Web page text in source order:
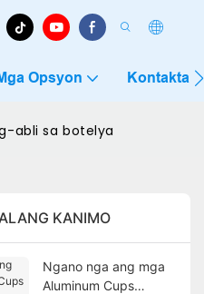
Opsyon Kontakta
abli sa botelya
KANIMO
Ngano nga ang mga
Aluminum Cups